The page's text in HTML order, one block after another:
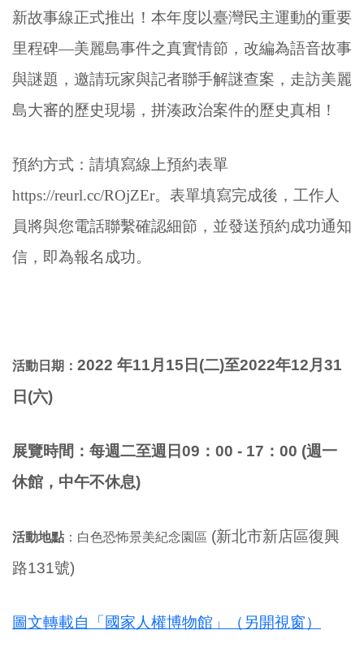
新故事線正式推出！本年度以臺灣民主運動的重要
里程碑—美麗島事件之真實情節，改編為語音故事
與謎題，邀請玩家與記者聯手解謎查案，走訪美麗
島大審的歷史現場，拼湊政治案件的歷史真相！
預約方式：請填寫線上預約表單
https://reurl.cc/ROjZEr。表單填寫完成後，工作人
員將與您電話聯繫確認細節，並發送預約成功通知
信，即為報名成功。
活動日期： 2022 年11月15日(二)至2022年12月31
日(六)
展覽時間： 每週二至週日09：00 - 17：00 (週一
休館，中午不休息)
活動地點 ：白色恐怖景美紀念園區 (新北市新店區復興
路131號)
圖文轉載自「國家人權博物館」（另開視窗）